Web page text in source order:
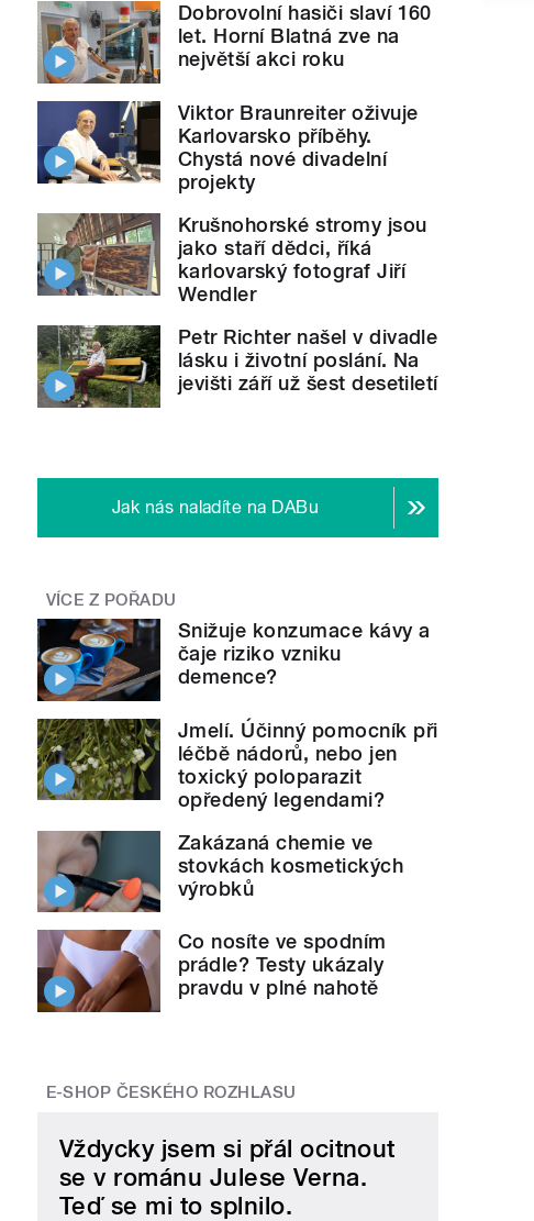
Dobrovolní hasiči slaví 160
let. Horní Blatná zve na
největší akci roku
Viktor Braunreiter oživuje
Karlovarsko příběhy.
Chystá nové divadelní
projekty
Krušnohorské stromy jsou
jako staří dědci, říká
karlovarský fotograf Jiří
Wendler
Petr Richter našel v divadle
lásku i životní poslání. Na
jevišti září už šest desetiletí
Jak nás naladíte na DABu
VÍCE Z POŘADU
Snižuje konzumace kávy a
čaje riziko vzniku
demence?
Jmelí. Účinný pomocník při
léčbě nádorů, nebo jen
toxický poloparazit
opředený legendami?
Zakázaná chemie ve
stovkách kosmetických
výrobků
Co nosíte ve spodním
prádle? Testy ukázaly
pravdu v plné nahotě
E-SHOP ČESKÉHO ROZHLASU
Vždycky jsem si přál ocitnout
se v románu Julese Verna.
Teď se mi to splnilo.